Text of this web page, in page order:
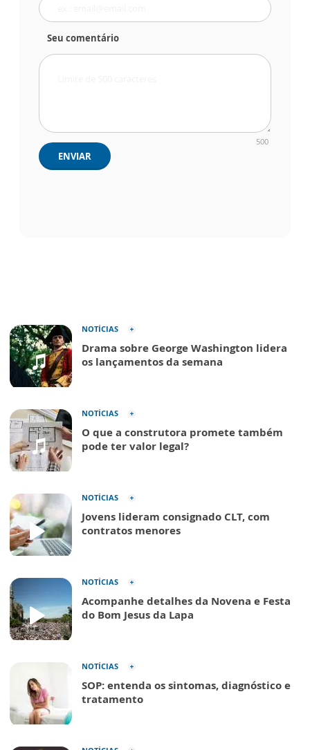
Seu comentário
500
ENVIAR
NOTÍCIAS
Drama sobre George Washington lidera
os lançamentos da semana
NOTÍCIAS
O que a construtora promete também
pode ter valor legal?
NOTÍCIAS
Jovens lideram consignado CLT, com
contratos menores
NOTÍCIAS
Acompanhe detalhes da Novena e Festa
do Bom Jesus da Lapa
NOTÍCIAS
SOP: entenda os sintomas, diagnóstico e
tratamento